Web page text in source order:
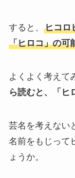
すると、 ヒコロ
「ヒロコ」の可
よくよく考えて
ら読むと、「ヒ
芸名を考えない
名前をもじって
ょうか。